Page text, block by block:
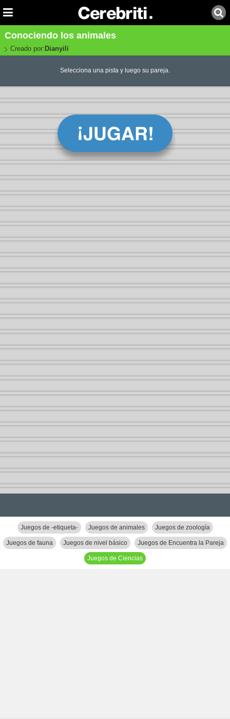
Conociendo los animales
Creado por: Dianyili
Selecciona una pista y luego su pareja.
Juegos de -etiqueta- Juegos de animales Juegos de zoología
Juegos de fauna Juegos de nivel básico Juegos de Encuentra la Pareja
Juegos de Ciencias